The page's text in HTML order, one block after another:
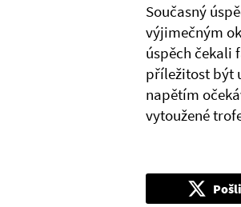
Současný
výjimečným
úspěch čekali
příležitost být
napětím
vytoužené